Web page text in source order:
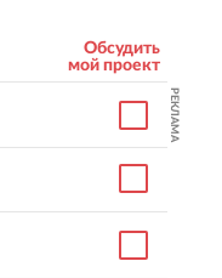
Обсудить
мой проект
РЕКЛАМА